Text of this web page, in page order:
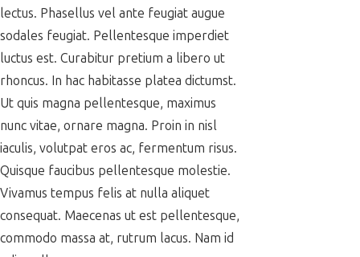
lectus. Phasellus vel ante feugiat augue
sodales feugiat. Pellentesque imperdiet
luctus est. Curabitur pretium a libero ut
rhoncus. In hac habitasse platea dictumst.
Ut quis magna pellentesque, maximus
nunc vitae, ornare magna. Proin in nisl
iaculis, volutpat eros ac, fermentum risus.
Quisque faucibus pellentesque molestie.
Vivamus tempus felis at nulla aliquet
consequat. Maecenas ut est pellentesque,
commodo massa at, rutrum lacus. Nam id